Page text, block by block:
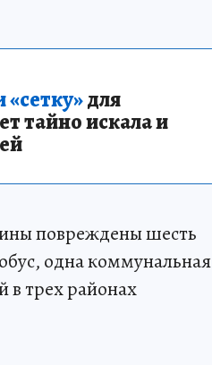
для
тайно искала и
повреждены шесть
одна коммунальная
в трех районах